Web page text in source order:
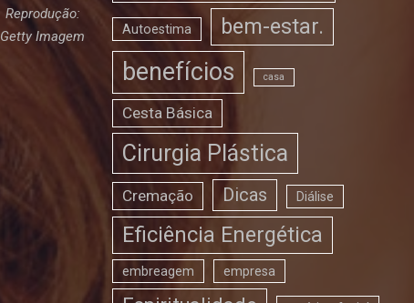
Reprodução:
Getty Imagem
Autoestima bem-estar.
benefícios casa
Cesta Básica
Cirurgia Plástica
Cremação Dicas Diálise
Eficiência Energética
embreagem empresa